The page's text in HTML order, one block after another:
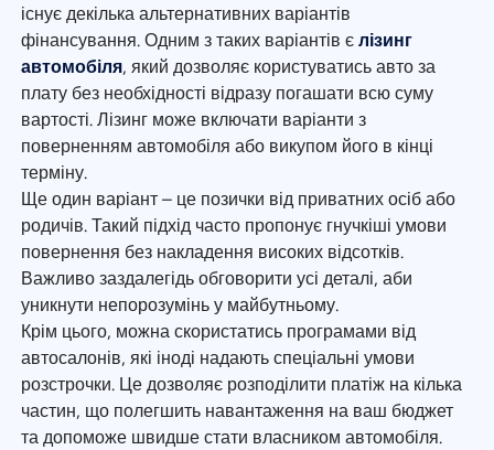
існує декілька альтернативних варіантів
фінансування. Одним з таких варіантів єлізинг
автомобіля, який дозволяє користуватись авто за
плату без необхідності відразу погашати всю суму
вартості. Лізинг може включати варіанти з
поверненням автомобіля або викупом його в кінці
терміну.
Ще один варіант – це позички від приватних осіб або
родичів. Такий підхід часто пропонує гнучкіші умови
повернення без накладення високих відсотків.
Важливо заздалегідь обговорити усі деталі, аби
уникнути непорозумінь у майбутньому.
Крім цього, можна скористатись програмами від
автосалонів, які іноді надають спеціальні умови
розстрочки. Це дозволяє розподілити платіж на кілька
частин, що полегшить навантаження на ваш бюджет
та допоможе швидше стати власником автомобіля.